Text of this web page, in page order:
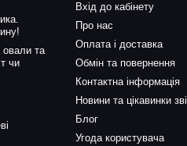
овали та
чи
Вхід до кабінету
Про нас
Оплата і доставка
Обмін та повернення
Контактна інформація
Новини та цікавинки
Блог
Угода користувача